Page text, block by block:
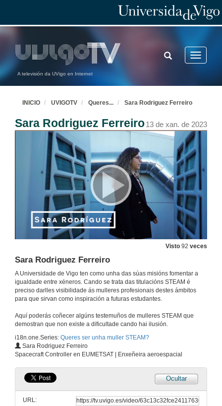
A televisión da UVigo en Internet
Toggle
TOGGLE
SEARCH
INICIO UVIGOTV Queres... Sara Rodriguez Ferreiro
Sara Rodriguez Ferreiro13 de xan. de 2023
Visto 92 veces
Sara Rodriguez Ferreiro
A Universidade de Vigo ten como unha das súas misións fomentar a
igualdade entre xéneros. Cando se trata das titulacións STEAM é
preciso darlles visibilidade ás mulleres profesionais destes ámbitos
para que sirvan como inspiración a futuras estudantes.
Aquí poderás coñecer algúns testemuños de mulleres STEAM que
demostran que non existe a dificultade cando hai ilusión.
i18n.one.Series: Queres ser unha muller STEAM?
Sara Rodriguez Ferreiro
Spacecraft Controller en EUMETSAT | Enxeñeira aeroespacial
Ocultar
URL:
Queres ser unha muller STEAM? Grao en Enxeñaría Aeroespacial
11 de xan. de 2023
Uxía García Luis
13 de xan. de 2023
Uxía García Luis (English subtitles)
13 de xan. de 2023
13 de xan. de 2023